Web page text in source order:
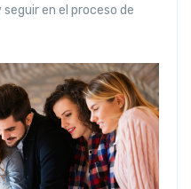
en el proceso de